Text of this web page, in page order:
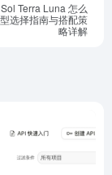
Terra Luna 怎么
选择指南与搭配策
略详解